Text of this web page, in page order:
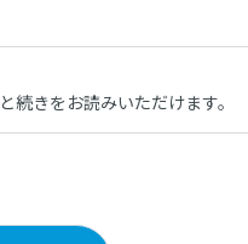
続きをお読みいただけます。